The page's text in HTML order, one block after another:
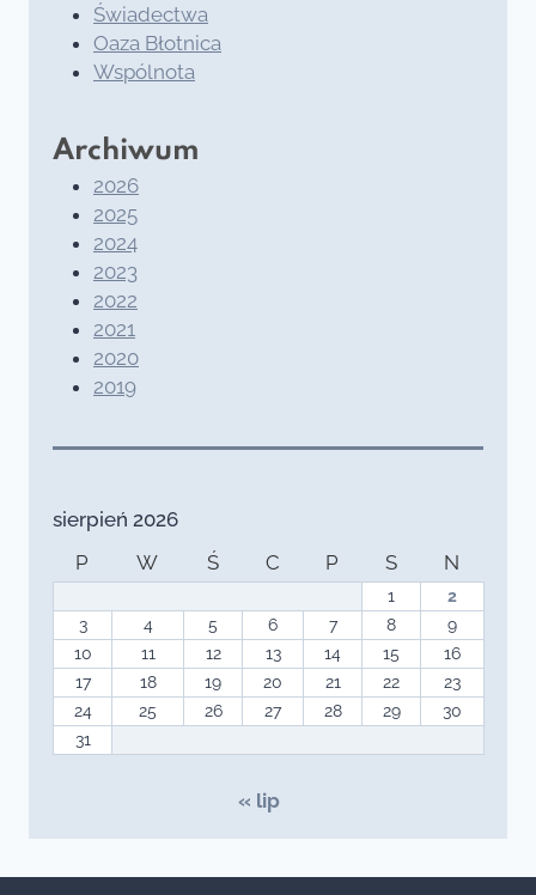
Świadectwa
Oaza Błotnica
Wspólnota
Archiwum
2026
2025
2024
2023
2022
2021
2020
2019
sierpień 2026
P
W Ś C P S N
1
2
3
4 5 6 7 8
9
10
11 12 13 14 15
16
17
18 19 20 21 22
23
24
25 26 27 28 29
30
31
« lip